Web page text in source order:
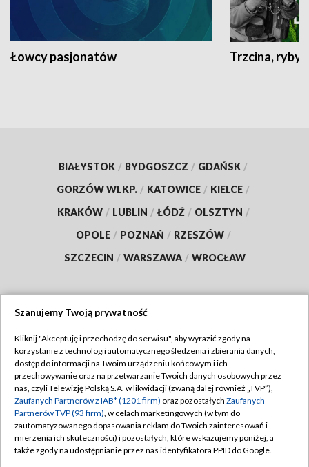
Łowcy pasjonatów Trzcina, ryby
BIAŁYSTOK / BYDGOSZCZ / GDAŃSK /
GORZÓW WLKP. / KATOWICE / KIELCE /
KRAKÓW / LUBLIN / ŁÓDŹ / OLSZTYN /
OPOLE / POZNAŃ / RZESZÓW /
SZCZECIN / WARSZAWA / WROCŁAW
TVP
Abonament TVP
Emisja w TVP
Centrum informacji TVP
Naziemna Telewizja Cyfrowa
Regulamin TVP
Polityka prywatności
Moje zgody
Pomoc
Szanujemy Twoją prywatność
Kliknij "Akceptuję i przechodzę do serwisu", aby wyrazić zgody na
korzystanie z technologii automatycznego śledzenia i zbierania danych,
dostęp do informacji na Twoim urządzeniu końcowym i ich
przechowywanie oraz na przetwarzanie Twoich danych osobowych przez
nas, czyli Telewizję Polską S.A. w likwidacji (zwaną dalej również „TVP”),
Zaufanych Partnerów z IAB* (1201 firm) oraz pozostałych Zaufanych
Partnerów TVP (93 firm), w celach marketingowych (w tym do
zautomatyzowanego dopasowania reklam do Twoich zainteresowań i
mierzenia ich skuteczności) i pozostałych, które wskazujemy poniżej, a
także zgody na udostępnianie przez nas identyfikatora PPID do Google.